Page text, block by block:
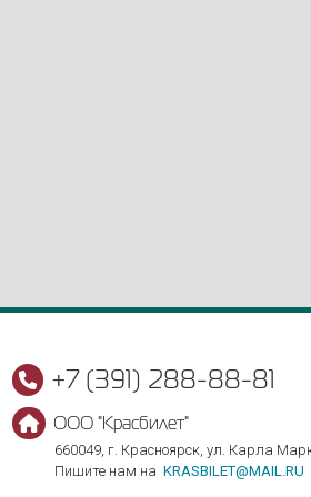
+7 (391) 288-88-81
ООО "Красбилет"
660049, г. Красноярск, ул. Карла
Пишите нам на KRASBILET@MAIL.RU